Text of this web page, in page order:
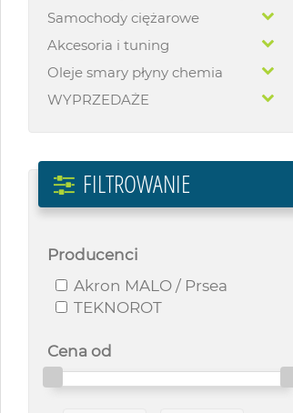
Samochody ciężarowe
Akcesoria i tuning
Oleje smary płyny chemia
WYPRZEDAŻE
FILTROWANIE
Producenci
Akron MALO / Prsea
TEKNOROT
Cena od